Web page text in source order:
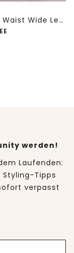
7/8 High Waist Wide Leg Jeans im Loose Fit
werden!
Laufenden:
Tipps
verpasst